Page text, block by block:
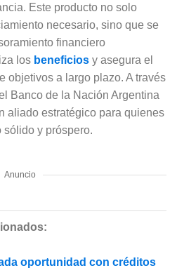
Este producto no solo
necesario, sino que se
financiero
los beneficios y asegura el
objetivos a largo plazo. A través
Banco de la Nación Argentina
aliado estratégico para quienes
sólido y próspero.
Anuncio
oportunidad con créditos